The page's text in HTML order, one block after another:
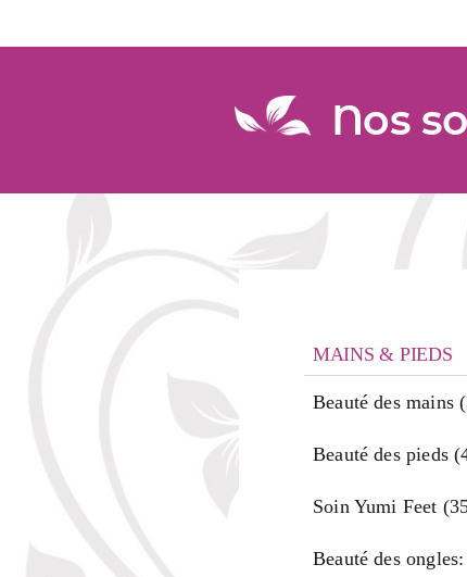
Nos
MAINS & PIEDS
Beauté des mains
Beauté des pieds
Soin Yumi Feet
Beauté des